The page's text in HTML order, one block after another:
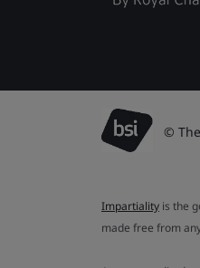
©
Impartiality is the
made free from